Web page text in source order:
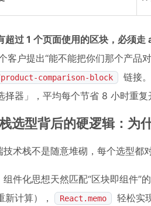
超过 1 个页面使用的区块，必须走
客户提出“能不能把你们那个产品
comparison-block
链接
择器」，平均每个节省 8 小时重复
选型背后的硬逻辑：为
术栈不是随意堆砌，每个选型都
组件化思想天然匹配“区块即组件
新计算），
React.memo 轻松实